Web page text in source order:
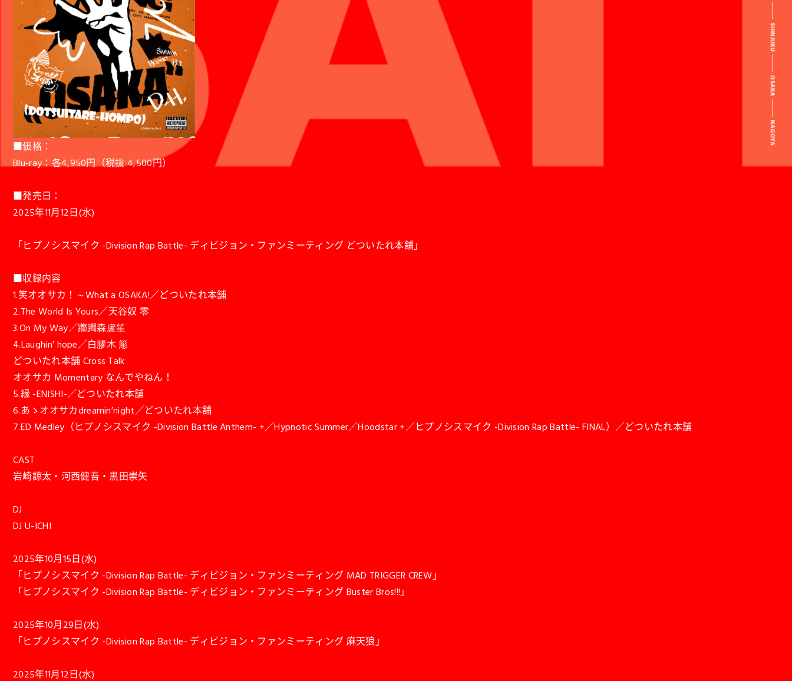
■価格：
Blu-ray：各4,950円（税抜 4,500円）
■発売日：
2025年11月12日(水)
「ヒプノシスマイク -Division Rap Battle- ディビジョン・ファンミーティング どついたれ本舗」
■収録内容
1.笑オオサカ！～What a OSAKA!／どついたれ本舗
2.The World Is Yours／天谷奴 零
3.On My Way／躑躅森盧笙
4.Laughin’ hope／白膠木 簓
どついたれ本舗 Cross Talk
オオサカ Momentary なんでやねん！
5.縁 -ENISHI-／どついたれ本舗
6.あゝオオサカdreamin’night／どついたれ本舗
7.ED Medley（ヒプノシスマイク -Division Battle Anthem- +／Hypnotic Summer／Hoodstar +／ヒプノシスマイク -Division Rap Battle- FINAL）／どついたれ本舗
CAST
岩崎諒太・河西健吾・黒田崇矢
DJ
DJ U-ICHI
2025年10月15日(水)
「ヒプノシスマイク -Division Rap Battle- ディビジョン・ファンミーティング MAD TRIGGER CREW」
「ヒプノシスマイク -Division Rap Battle- ディビジョン・ファンミーティング Buster Bros!!!」
2025年10月29日(水)
「ヒプノシスマイク -Division Rap Battle- ディビジョン・ファンミーティング 麻天狼」
2025年11月12日(水)
SHINJUKU
OSAKA
NAGOYA